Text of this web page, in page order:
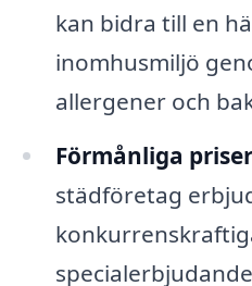
kan bidra till en
inomhusmiljö
allergener och
Förmånliga
städföretag